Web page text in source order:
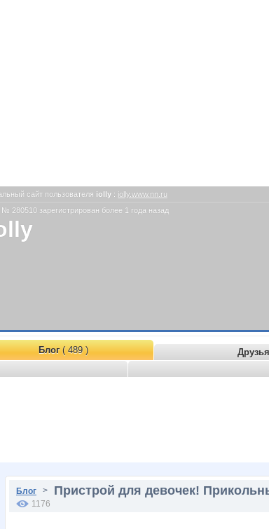
сайт пользователя iolly : iolly.www.nn.ru
№ 280510 зарегистрирован более 1 года назад
Блог( 489 ) Друзья
Блог > Пристрой для девочек!
1176